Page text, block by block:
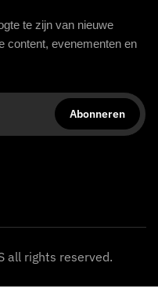
te zijn van nieuwe
content, evenementen en
all rights reserved.